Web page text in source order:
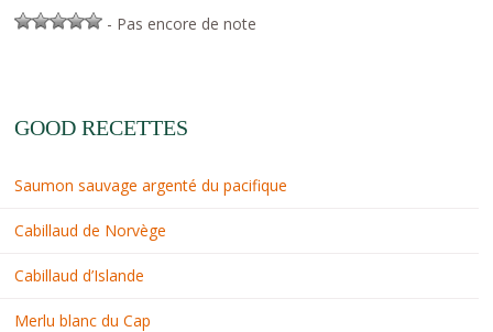
- Pas encore de note
GOOD RECETTES
Saumon sauvage argenté du pacifique
Cabillaud de Norvège
Cabillaud d’Islande
Merlu blanc du Cap